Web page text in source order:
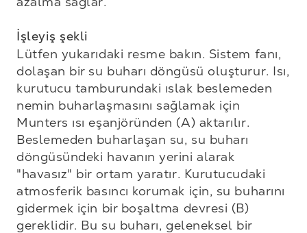
İşleyiş şekli
Lütfen yukarıdaki resme bakın. Sistem fanı,
dolaşan bir su buharı döngüsü oluşturur. Isı,
kurutucu tamburundaki ıslak beslemeden
nemin buharlaşmasını sağlamak için
Munters ısı eşanjöründen (A) aktarılır.
Beslemeden buharlaşan su, su buharı
döngüsündeki havanın yerini alarak
"havasız" bir ortam yaratır. Kurutucudaki
atmosferik basıncı korumak için, su buharını
gidermek için bir boşaltma devresi (B)
gereklidir. Bu su buharı, geleneksel bir